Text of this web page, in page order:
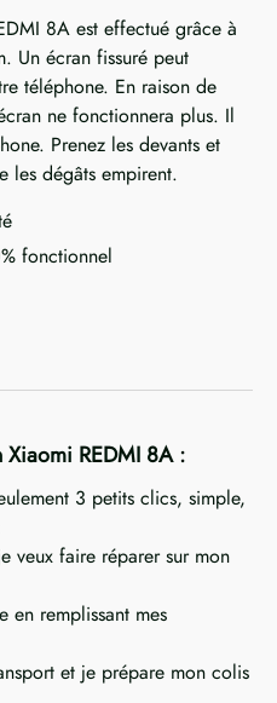
8A est effectué grâce à
Un écran fissuré peut
téléphone. En raison de
ne fonctionnera plus. Il
Prenez les devants et
les dégâts empirent.
fonctionnel
Xiaomi REDMI 8A :
3 petits clics, simple,
veux faire réparer sur mon
en remplissant mes
et je prépare mon colis